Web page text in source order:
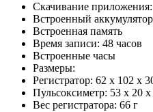
Скачивание
Встроенный
Встроенная память
Время записи: 48 часов
Встроенные часы
Размеры:
Регистратор: 62 x 102 x
Пульсоксиметр: 53 x 20
Вес регистратора: 66 г